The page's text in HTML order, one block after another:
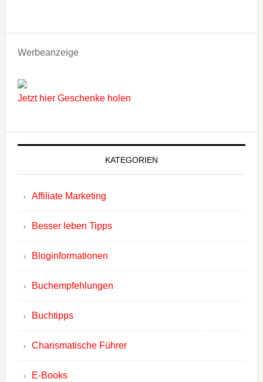
Werbeanzeige
Jetzt hier Geschenke holen
KATEGORIEN
Affiliate Marketing
Besser leben Tipps
Bloginformationen
Buchempfehlungen
Buchtipps
Charismatische Führer
E-Books